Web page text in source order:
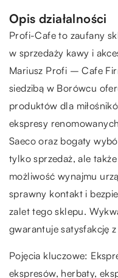
Opis działalności
Profi-Cafe to zaufany
w sprzedaży kawy i
Mariusz Profi – Cafe
siedzibą w Borówcu
produktów dla
ekspresy
Saeco oraz bogaty
tylko sprzedaż, ale
możliwość wynajmu
sprawny kontakt i
zalet tego sklepu.
gwarantuje satysfakcję
Pojęcia kluczowe:
ekspresów, herbaty,